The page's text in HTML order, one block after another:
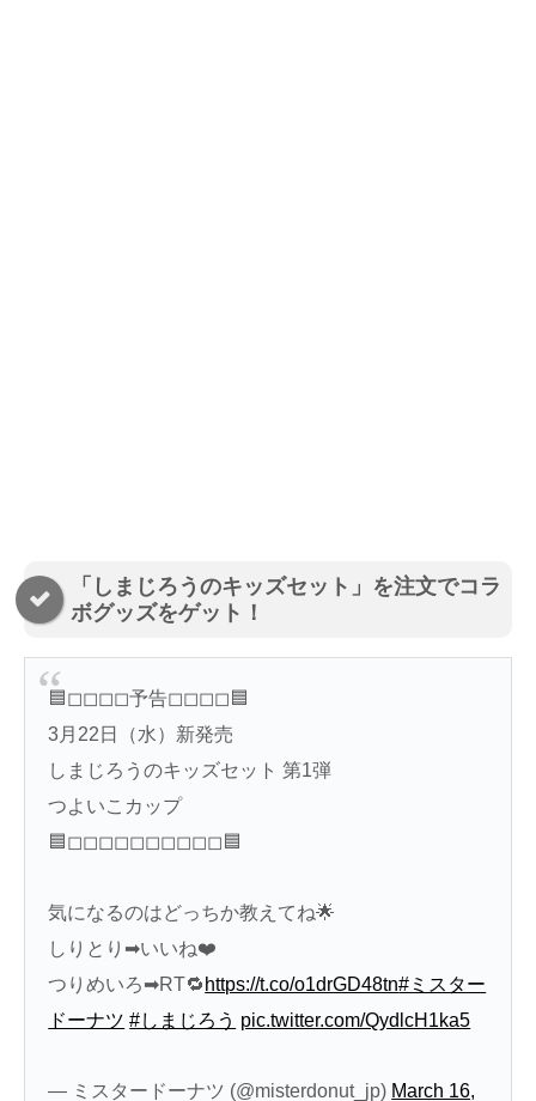
「しまじろうのキッズセット」を注文でコラ
ボグッズをゲット！
🟦◻︎◻︎◻︎◻︎予告◻︎◻︎◻︎◻︎🟦
3月22日（水）新発売
しまじろうのキッズセット 第1弾
つよいこカップ
🟦◻︎◻︎◻︎◻︎◻︎◻︎◻︎◻︎◻︎◻︎🟦
気になるのはどっちか教えてね🌟
しりとり➡︎いいね❤️
つりめいろ➡︎RT🔁 https://t.co/o1drGD48tn#ミスター
ドーナツ #しまじろう pic.twitter.com/QydlcH1ka5
— ミスタードーナツ (@misterdonut_jp) March 16,